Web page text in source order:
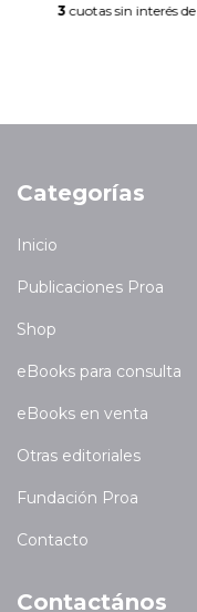
3 cuotas sin interés de
Categorías
Inicio
Publicaciones Proa
Shop
eBooks para consulta
eBooks en venta
Otras editoriales
Fundación Proa
Contacto
Contactános